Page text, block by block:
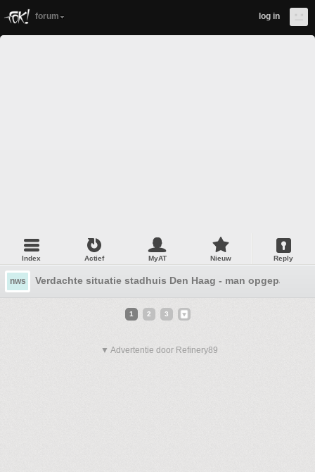
forum log in
Index Actief MyAT Nieuw Reply
nws Verdachte situatie stadhuis Den Haag - man opgepakt
1 2 3
▼ Advertentie door Refinery89